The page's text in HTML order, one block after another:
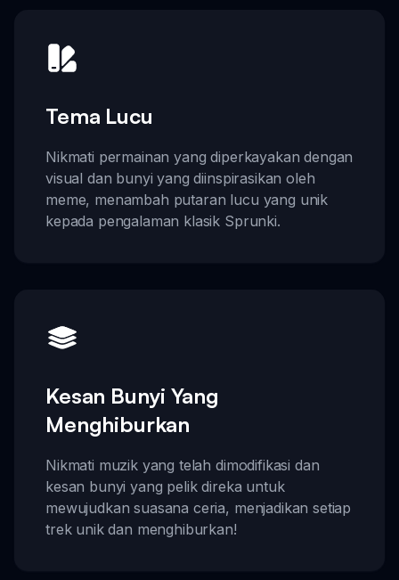
Tema Lucu
Nikmati permainan yang diperkayakan dengan
visual dan bunyi yang diinspirasikan oleh
meme, menambah putaran lucu yang unik
kepada pengalaman klasik Sprunki.
Kesan Bunyi Yang
Menghiburkan
Nikmati muzik yang telah dimodifikasi dan
kesan bunyi yang pelik direka untuk
mewujudkan suasana ceria, menjadikan setiap
trek unik dan menghiburkan!